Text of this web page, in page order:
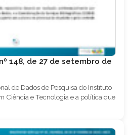
148, de 27 de setembro de
de Dados de Pesquisa do Instituto
Ciência e Tecnologia e a política que